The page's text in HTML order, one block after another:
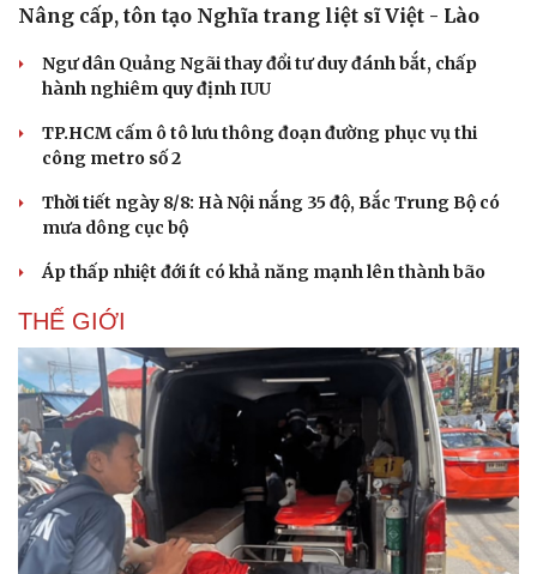
Nâng cấp, tôn tạo Nghĩa trang liệt sĩ Việt - Lào
Ngư dân Quảng Ngãi thay đổi tư duy đánh bắt, chấp
hành nghiêm quy định IUU
TP.HCM cấm ô tô lưu thông đoạn đường phục vụ thi
công metro số 2
Thời tiết ngày 8/8: Hà Nội nắng 35 độ, Bắc Trung Bộ có
mưa dông cục bộ
Áp thấp nhiệt đới ít có khả năng mạnh lên thành bão
THẾ GIỚI